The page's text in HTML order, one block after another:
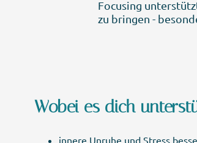
Focusing
zu bringen -
Wobei es dich
innere Unruhe und Stress